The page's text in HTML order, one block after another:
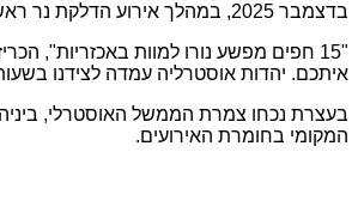
בדצמבר 2025, במהלך אירוע הדלקת נר ראשון של חנוכה:
"15 חפים מפשע נורו למוות באכזריו
ת",
איתכם. יהדות אוסטרליה עמדה לצידנו
בעצרת נכחו צמרת הממשל האוסטרלי,
המקומי בחומרת האירועים.